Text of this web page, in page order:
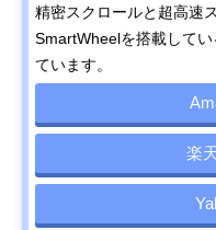
精密スクロールと超高速
SmartWheelを搭載して
ています。
楽